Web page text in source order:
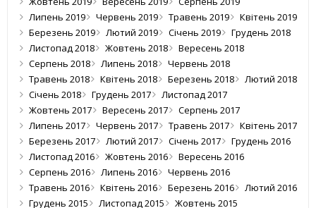
Липень 2019
Червень 2019 Травень 2019
Квітень 2019
Березень 2019
Лютий 2019 Січень 2019
Грудень 2018
Листопад 2018
Жовтень 2018
Вересень 2018
Серпень 2018
Липень 2018
Червень 2018
Травень 2018
Квітень 2018 Березень 2018
Лютий 2018
Січень 2018
Грудень 2017
Листопад 2017
Жовтень 2017
Вересень 2017
Серпень 2017
Липень 2017
Червень 2017 Травень 2017
Квітень 2017
Березень 2017
Лютий 2017 Січень 2017
Грудень 2016
Листопад 2016
Жовтень 2016
Вересень 2016
Серпень 2016
Липень 2016
Червень 2016
Травень 2016
Квітень 2016 Березень 2016
Лютий 2016
Грудень 2015
Листопад 2015
Жовтень 2015